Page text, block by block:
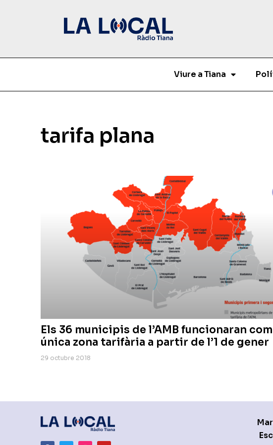
Viure a Tiana
tarifa plana
Els 36 municipis de l’AMB funcionaran
única zona tarifària a partir de l’1 de gener
29 octubre 2018